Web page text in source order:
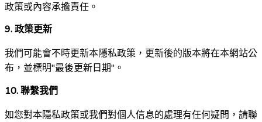
政策或內容承擔責任。
9. 政策更新
我們可能會不時更新本隱私政策，更新後的版本將在本網站公
布，並標明"最後更新日期"。
10. 聯繫我們
如您對本隱私政策或我們對個人信息的處理有任何疑問，請聯